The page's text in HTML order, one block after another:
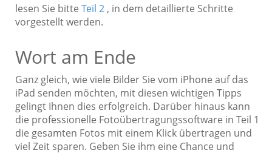
lesen Sie bitte Teil 2 , in dem detaillierte Schritte
vorgestellt werden.
Wort am Ende
Ganz gleich, wie viele Bilder Sie vom iPhone auf das
iPad senden möchten, mit diesen wichtigen Tipps
gelingt Ihnen dies erfolgreich. Darüber hinaus kann
die professionelle Fotoübertragungssoftware in Teil 1
die gesamten Fotos mit einem Klick übertragen und
viel Zeit sparen. Geben Sie ihm eine Chance und